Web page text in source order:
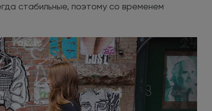
стабильные, поэтому со временем